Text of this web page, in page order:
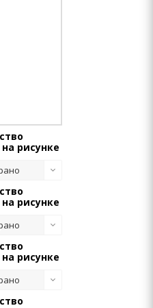
рисунке
рисунке
рисунке